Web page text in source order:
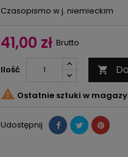
Czasopismo w j. niemieckim
41,00 zł Brutto
Ilość 
 Ostatnie sztuki w
Udostępnij